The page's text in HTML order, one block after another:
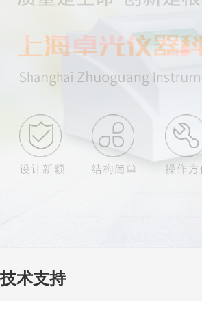
技术支持